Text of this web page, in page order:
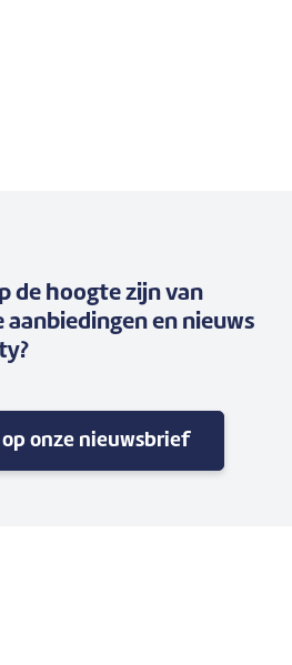
de hoogte zijn van
en nieuws
op onze nieuwsbrief